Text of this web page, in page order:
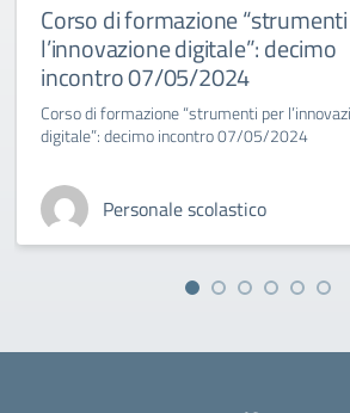
Corso di formazione
l’innovazione digitale”: decimo
incontro 07/05/2024
Corso di formazione “strumenti per
digitale”: decimo incontro 07/05/2024
Personale scolastico